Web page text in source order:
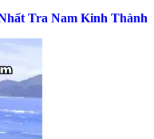
Tra Nam Kinh Thành